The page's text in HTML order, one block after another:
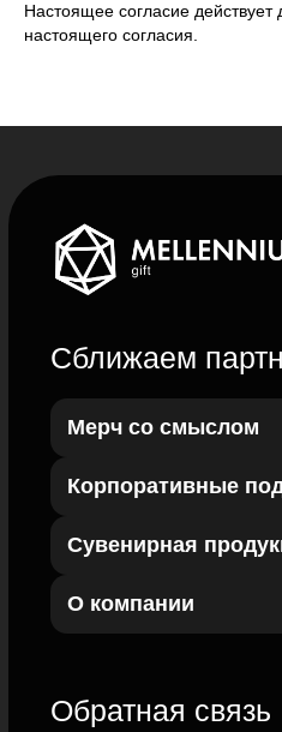
Настоящее согласие действует
настоящего согласия.
Подписаться на рассылку
mail@example.com
Выберите то, что действительно
Новости и специальные предложения
Сувенирная продукция
Реквизиты
Оставить отзыв